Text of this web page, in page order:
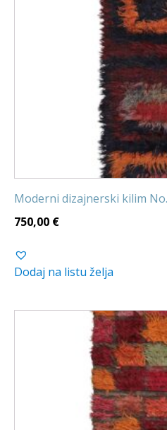
Moderni dizajnerski kilim
750,00 €
Dodaj na listu želja